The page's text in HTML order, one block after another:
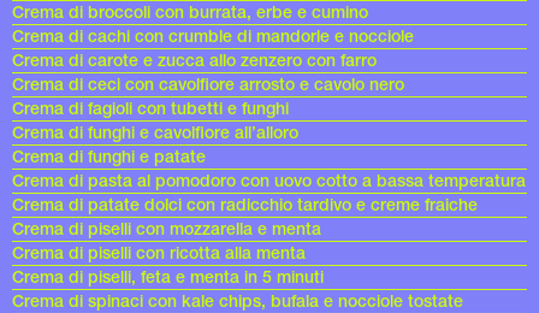
Crema di broccoli con burrata, erbe e cumino
Crema di cachi con crumble di mandorle e nocciole
Crema di carote e zucca allo zenzero con farro
Crema di ceci con cavolfiore arrosto e cavolo nero
Crema di fagioli con tubetti e funghi
Crema di funghi e cavolfiore all’alloro
Crema di funghi e patate
Crema di pasta al pomodoro con uovo cotto a bassa temperatura
Crema di patate dolci con radicchio tardivo e creme fraiche
Crema di piselli con mozzarella e menta
Crema di piselli con ricotta alla menta
Crema di piselli, feta e menta in 5 minuti
Crema di spinaci con kale chips, bufala e nocciole tostate